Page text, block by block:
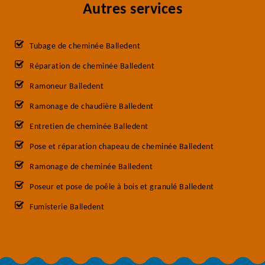
Autres services
Tubage de cheminée Balledent
Réparation de cheminée Balledent
Ramoneur Balledent
Ramonage de chaudière Balledent
Entretien de cheminée Balledent
Pose et réparation chapeau de cheminée Balledent
Ramonage de cheminée Balledent
Poseur et pose de poêle à bois et granulé Balledent
Fumisterie Balledent